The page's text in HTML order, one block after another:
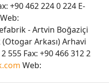
+90 462 224 0 224 E-
Web:
- Artvin Boğaziçi
Arkası) Arhavi
555 Fax: +90 466 312 2
Web: